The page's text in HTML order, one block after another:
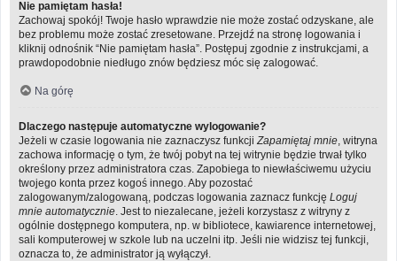
Nie pamiętam hasła!
Zachowaj spokój! Twoje hasło wprawdzie nie może zostać odzyskane, ale
bez problemu może zostać zresetowane. Przejdź na stronę logowania i
kliknij odnośnik “Nie pamiętam hasła”. Postępuj zgodnie z instrukcjami, a
prawdopodobnie niedługo znów będziesz móc się zalogować.
Na górę
Dlaczego następuje automatyczne wylogowanie?
Jeżeli w czasie logowania nie zaznaczysz funkcji Zapamiętaj mnie , witryna
zachowa informację o tym, że twój pobyt na tej witrynie będzie trwał tylko
określony przez administratora czas. Zapobiega to niewłaściwemu użyciu
twojego konta przez kogoś innego. Aby pozostać
zalogowanym/zalogowaną, podczas logowania zaznacz funkcję Loguj
mnie automatycznie . Jest to niezalecane, jeżeli korzystasz z witryny z
ogólnie dostępnego komputera, np. w bibliotece, kawiarence internetowej,
sali komputerowej w szkole lub na uczelni itp. Jeśli nie widzisz tej funkcji,
oznacza to, że administrator ją wyłączył.